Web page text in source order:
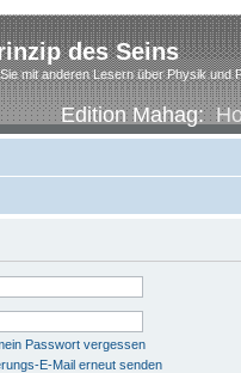
des Seins
mit anderen Lesern über Physik und
Edition Mahag:
Passwort vergessen
E-Mail erneut senden